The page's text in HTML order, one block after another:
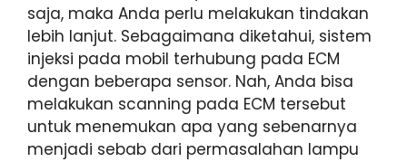
saja, maka Anda perlu melakukan tindakan
lebih lanjut. Sebagaimana diketahui, sistem
injeksi pada mobil terhubung pada ECM
dengan beberapa sensor. Nah, Anda bisa
melakukan scanning pada ECM tersebut
untuk menemukan apa yang sebenarnya
menjadi sebab dari permasalahan lampu